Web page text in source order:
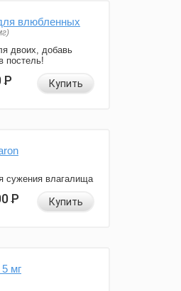
влюбленных
двоих, добавь
постель!
Р Купить
сужения влагалища
Р Купить
мг